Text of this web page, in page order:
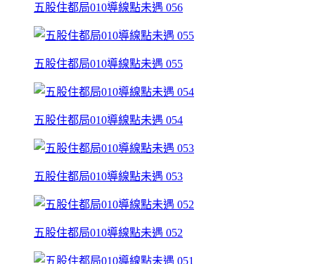
五股住都局010導線點未遇 056
五股住都局010導線點未遇 055
五股住都局010導線點未遇 054
五股住都局010導線點未遇 053
五股住都局010導線點未遇 052